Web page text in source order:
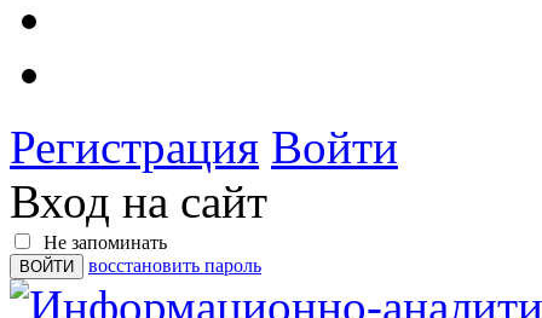
Регистрация Войти
Вход на сайт
Не запоминать
восстановить пароль